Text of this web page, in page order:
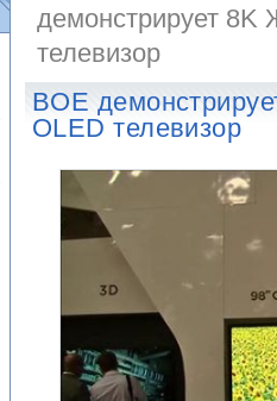
демонстрирует 8K
телевизор
BOE
OLED телевизор